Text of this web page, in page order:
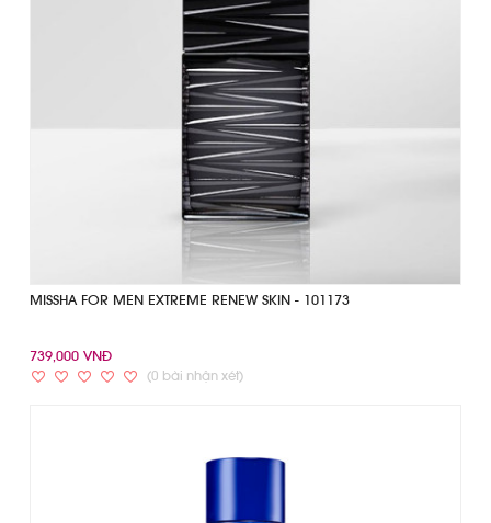
MISSHA FOR MEN EXTREME RENEW SKIN - 101173
739,000 VNĐ
(0 bài nhận xét)